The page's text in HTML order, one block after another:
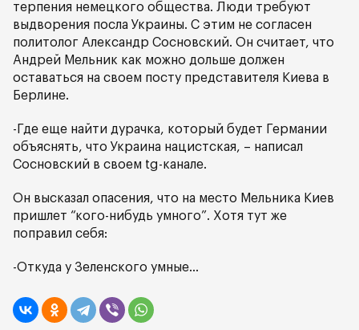
терпения немецкого общества. Люди требуют
выдворения посла Украины. С этим не согласен
политолог Александр Сосновский. Он считает, что
Андрей Мельник как можно дольше должен
оставаться на своем посту представителя Киева в
Берлине.
-Где еще найти дурачка, который будет Германии
объяснять, что Украина нацистская, – написал
Сосновский в своем tg-канале.
Он высказал опасения, что на место Мельника Киев
пришлет “кого-нибудь умного”. Хотя тут же
поправил себя:
-Откуда у Зеленского умные…